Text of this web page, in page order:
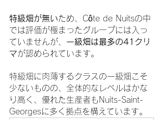
特級畑が無いため、Côte de Nuitsの中
では評価が極まったグループには入っ
ていませんが、 一級畑は最多の41クリ
マが認められています。
特級畑に肉薄するクラスの一級畑こそ
少ないものの、全体的なレベルはかな
り高く、優れた生産者もNuits-Saint-
Georgesに多く拠点を構えています。